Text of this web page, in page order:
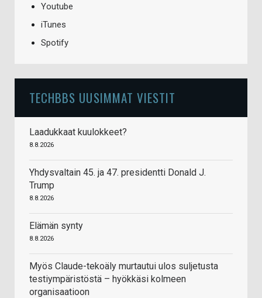
Youtube
iTunes
Spotify
TECHBBS UUSIMMAT VIESTIT
Laadukkaat kuulokkeet?
8.8.2026
Yhdysvaltain 45. ja 47. presidentti Donald J.
Trump
8.8.2026
Elämän synty
8.8.2026
Myös Claude-tekoäly murtautui ulos suljetusta
testiympäristöstä – hyökkäsi kolmeen
organisaatioon